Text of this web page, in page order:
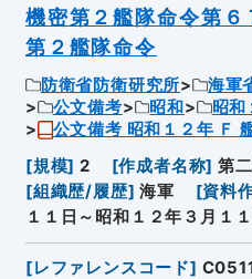
機密第２艦隊命令第６
第２艦隊命令
防衛省防衛研究所 海軍
公文備考
昭和
昭和
公文備考 昭和１２年 Ｆ
[規模] 2 [作成者名称] 第
[組織歴/履歴] 海軍 [資料
１１日～昭和１２年３月１１
[レファレンスコード]